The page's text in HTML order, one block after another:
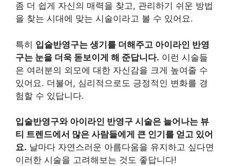
좀 더 쉽게 자신의 매력을 찾고, 관리하기 쉬운 방법
을 찾는 시대에 맞는 시술이라고 볼 수 있어요.
특히 입술반영구는 생기를 더해주고 아이라인 반영
구는 눈을 더욱 돋보이게 해 준답니다. 이런 시술들
은 여러분의 외모에 대한 자신감을 크게 높여줄 수
있어요. 더불어, 심리적으로도 긍정적인 변화를 경
험할 수 있답니다.
입술반영구와 아이라인 반영구 시술은 늘어나는 뷰
티 트렌드에서 많은 사람들에게 큰 인기를 얻고 있어
요. 날마다 자연스러운 아름다움을 유지하고 싶다면
이러한 시술을 고려해보는 것도 좋답니다!